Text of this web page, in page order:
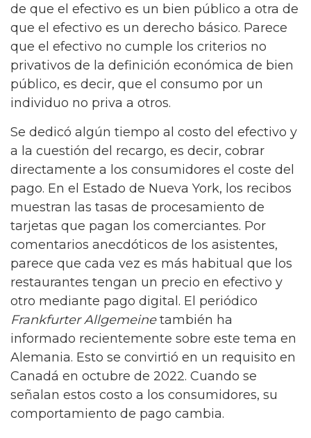
de que el efectivo es un bien público a otra de
que el efectivo es un derecho básico. Parece
que el efectivo no cumple los criterios no
privativos de la definición económica de bien
público, es decir, que el consumo por un
individuo no priva a otros.
Se dedicó algún tiempo al costo del efectivo y
a la cuestión del recargo, es decir, cobrar
directamente a los consumidores el coste del
pago. En el Estado de Nueva York, los recibos
muestran las tasas de procesamiento de
tarjetas que pagan los comerciantes. Por
comentarios anecdóticos de los asistentes,
parece que cada vez es más habitual que los
restaurantes tengan un precio en efectivo y
otro mediante pago digital. El periódico
Frankfurter Allgemeinetambién ha
informado recientemente sobre este tema en
Alemania. Esto se convirtió en un requisito en
Canadá en octubre de 2022. Cuando se
señalan estos costo a los consumidores, su
comportamiento de pago cambia.